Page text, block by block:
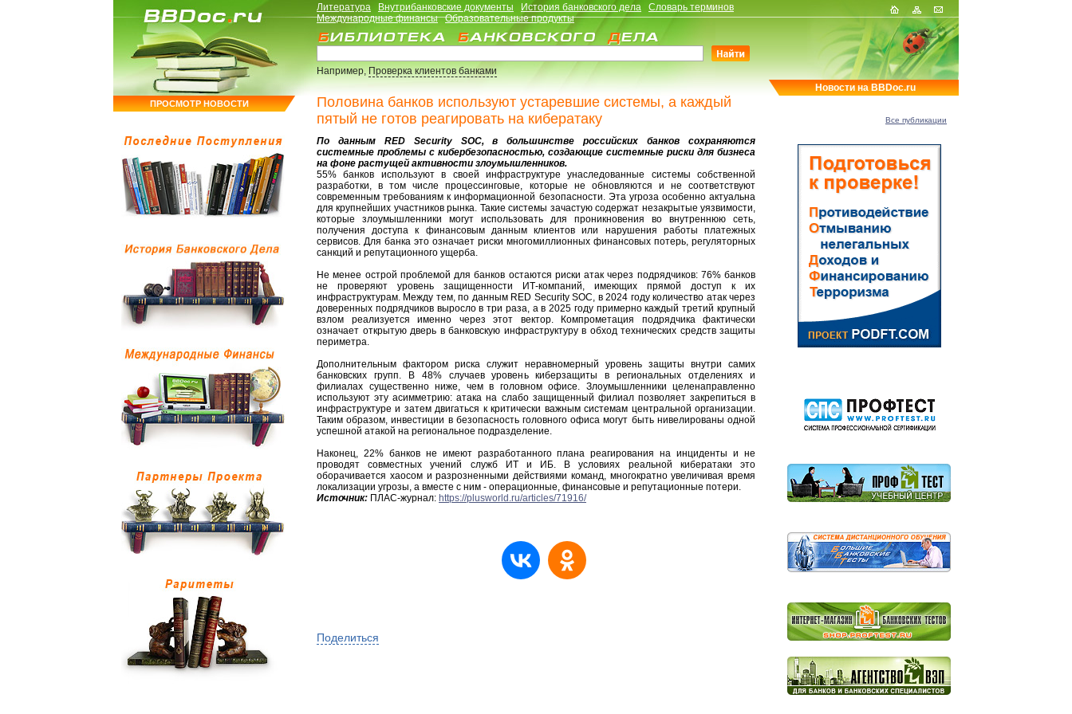
ПРОСМОТР НОВОСТИ
Литература Внутрибанковские документы История банковского дела
Словарь терминов
Международные финансы
Образовательные продукты
Например,Проверка клиентов банками
Половина банков используют устаревшие системы, а каждый
пятый не готов реагировать на кибератаку
По данным RED Security SOC, в большинстве российских банков сохраняются
системные проблемы с кибербезопасностью, создающие системные риски для бизнеса
на фоне растущей активности злоумышленников.
55% банков используют в своей инфраструктуре унаследованные системы собственной
разработки, в том числе процессинговые, которые не обновляются и не соответствуют
современным требованиям к информационной безопасности. Эта угроза особенно актуальна
для крупнейших участников рынка. Такие системы зачастую содержат незакрытые уязвимости,
которые злоумышленники могут использовать для проникновения во внутреннюю сеть,
получения доступа к финансовым данным клиентов или нарушения работы платежных
сервисов. Для банка это означает риски многомиллионных финансовых потерь, регуляторных
санкций и репутационного ущерба.
Не менее острой проблемой для банков остаются риски атак через подрядчиков: 76% банков
не проверяют уровень защищенности ИТ-компаний, имеющих прямой доступ к их
инфраструктурам. Между тем, по данным RED Security SOC, в 2024 году количество атак через
доверенных подрядчиков выросло в три раза, а в 2025 году примерно каждый третий крупный
взлом реализуется именно через этот вектор. Компрометация подрядчика фактически
означает открытую дверь в банковскую инфраструктуру в обход технических средств защиты
периметра.
Дополнительным фактором риска служит неравномерный уровень защиты внутри самих
банковских групп. В 48% случаев уровень киберзащиты в региональных отделениях и
филиалах существенно ниже, чем в головном офисе. Злоумышленники целенаправленно
используют эту асимметрию: атака на слабо защищенный филиал позволяет закрепиться в
инфраструктуре и затем двигаться к критически важным системам центральной организации.
Таким образом, инвестиции в безопасность головного офиса могут быть нивелированы одной
успешной атакой на региональное подразделение.
Наконец, 22% банков не имеют разработанного плана реагирования на инциденты и не
проводят совместных учений служб ИТ и ИБ. В условиях реальной кибератаки это
оборачивается хаосом и разрозненными действиями команд, многократно увеличивая время
локализации угрозы, а вместе с ним - операционные, финансовые и репутационные потери.
Источник: ПЛАС-журнал: https://plusworld.ru/articles/71916/
Поделиться
Новости на BBDoc.ru
Все публикации